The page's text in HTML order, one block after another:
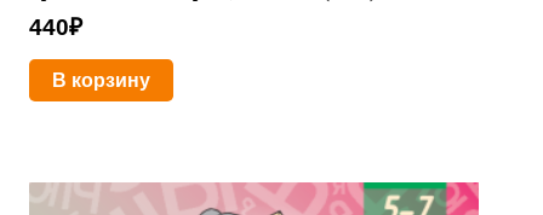
440₽
В корзину